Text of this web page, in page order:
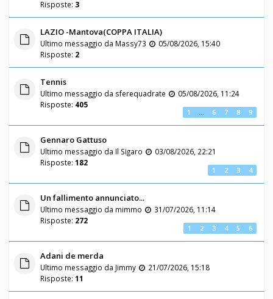
Risposte: 3
LAZIO -Mantova(COPPA ITALIA)
Ultimo messaggio da Massy73
05/08/2026, 15:40
Risposte: 2
Tennis
Ultimo messaggio da sferequadrate
05/08/2026, 11:24
Risposte: 405
1 6 7 8 9
Gennaro Gattuso
Ultimo messaggio da Il Sigaro
03/08/2026, 22:21
Risposte: 182
1 2 3 4
Un fallimento annunciato...
Ultimo messaggio da mimmo
31/07/2026, 11:14
Risposte: 272
1 2 3 4 5 6
Adani de merda
Ultimo messaggio da Jimmy
21/07/2026, 15:18
Risposte: 11